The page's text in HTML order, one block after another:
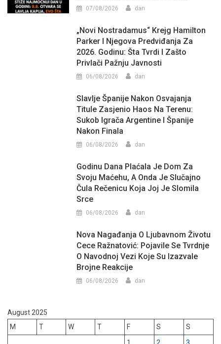
07/08/2026 dan
„Novi Nostradamus“ Krejg Hamilton
Parker I Njegova Predviđanja Za
2026. Godinu: Šta Tvrdi I Zašto
Privlači Pažnju Javnosti
06/08/2026 dan
Slavlje Španije Nakon Osvajanja
Titule Zasjenio Haos Na Terenu:
Sukob Igrača Argentine I Španije
Nakon Finala
06/08/2026 dan
Godinu Dana Plaćala Je Dom Za
Svoju Maćehu, A Onda Je Slučajno
Čula Rečenicu Koja Joj Je Slomila
Srce
06/08/2026 dan
Nova Nagađanja O Ljubavnom Životu
Cece Ražnatović: Pojavile Se Tvrdnje
O Navodnoj Vezi Koje Su Izazvale
Brojne Reakcije
06/08/2026 dan
August 2025
M
T W T F S
S
1
2
3